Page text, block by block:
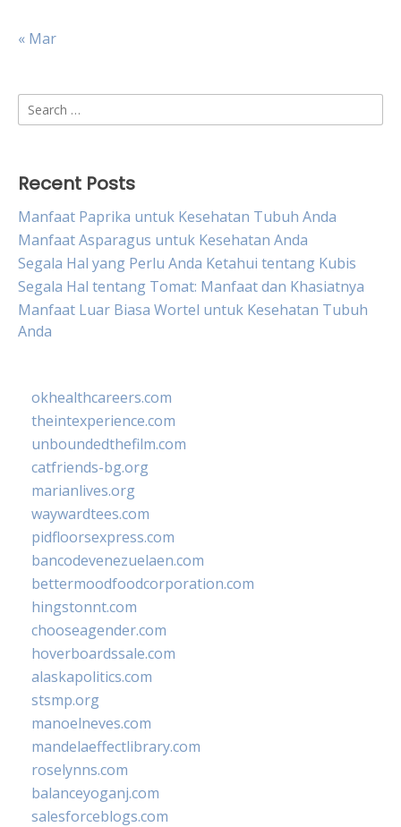
« Mar
Search
for:
Recent Posts
Manfaat Paprika untuk Kesehatan Tubuh Anda
Manfaat Asparagus untuk Kesehatan Anda
Segala Hal yang Perlu Anda Ketahui tentang Kubis
Segala Hal tentang Tomat: Manfaat dan Khasiatnya
Manfaat Luar Biasa Wortel untuk Kesehatan Tubuh
Anda
okhealthcareers.com
theintexperience.com
unboundedthefilm.com
catfriends-bg.org
marianlives.org
waywardtees.com
pidfloorsexpress.com
bancodevenezuelaen.com
bettermoodfoodcorporation.com
hingstonnt.com
chooseagender.com
hoverboardssale.com
alaskapolitics.com
stsmp.org
manoelneves.com
mandelaeffectlibrary.com
roselynns.com
balanceyoganj.com
salesforceblogs.com